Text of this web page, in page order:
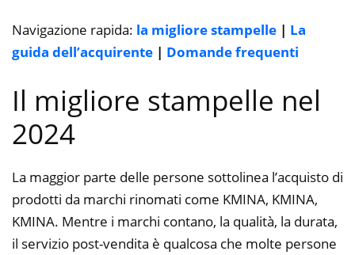
Navigazione rapida: la migliore stampelle | La
guida dell’acquirente | Domande frequenti
Il migliore stampelle nel
2024
La maggior parte delle persone sottolinea l’acquisto di
prodotti da marchi rinomati come KMINA, KMINA,
KMINA. Mentre i marchi contano, la qualità, la durata,
il servizio post-vendita è qualcosa che molte persone